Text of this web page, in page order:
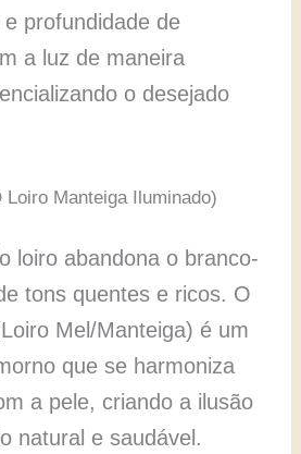
profundidade de
a luz de maneira
o desejado
Loiro Manteiga Iluminado)
loiro abandona o branco-
tons quentes e ricos. O
Mel/Manteiga) é um
que se harmoniza
a pele, criando a ilusão
natural e saudável.